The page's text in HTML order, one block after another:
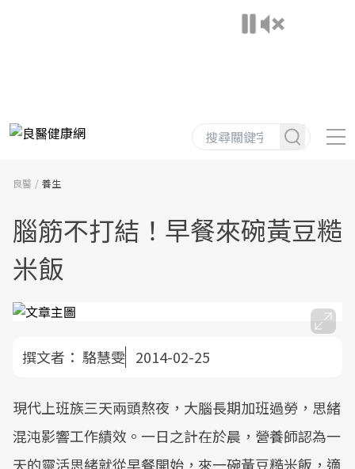
良醫 養生
腦筋不打結！早餐來碗黃豆糙
米飯
撰文者： 駱慧雯 2014-02-25
現代上班族三天兩頭熬夜，大腦長期加班過勞，思緒
混沌影響工作績效。一日之計在於晨，營養師認為一
天的靈活思緒就從早餐開始，來一碗黃豆糙米飯，適